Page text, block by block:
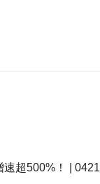
超500%！ | 0421